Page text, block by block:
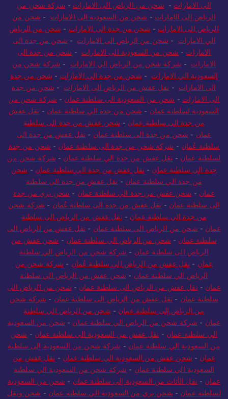
الى الامارات - شحن من الرياض الى الامارات - شركة شحن من
الرياض إلى الإمارات - شحن من السعودية الى الامارات - شحن من
الرياض الى الامارات - شحن من جدة الى الامارات - شحن من الرياض
الي الامارات - شحن من الرياض الى الامارات - شحن من جدة الى
الامارات - شحن من السعودية الى الامارات - شحن من جدة الى
الامارات - شركة شحن من الرياض الي الامارات - شركة شحن من
السعودية الي الامارات - شحن من جدة الى الامارات - شحن من جدة
الى الامارات - نقل عفش من الرياض الى الامارات - شحن من جدة
الى الامارات - شحن من السعودية الى سلطنة عمان - شركة شحن من
السعودية لسلطنة عمان - شحن من جدة الي سلطنة عمان - نقل عفش
من جدة الى سلطنة عمان - شحن عفش من جدة الى سلطنة
عمان - شحن من جدة الى سلطنة عمان - نقل عفش من جدة الى
سلطنة عُمان - شركة شحن من جدة الى سلطنة عمان - شحن من جدة
لسلطنة عمان - نقل عفش من جدة الي سلطنة عمان - شركة شحن من
جدة الي سلطنة عمان - نقل عفش من جدة الى سلطنة عمان - شحن
من جدة الي سلطنة عمان - نقل عفش من جدة الى سلطنة
عمان - شحن عفش من جدة الي سلطنة عمان - شحن بري من جدة
الى سلطنة عمان - نقل عفش من جدة الى سلطنة عُمان - شركة شحن
من جدة الي سلطنة عمان - نقل عفش من الرياض الى سلطنة
عمان - شحن من الرياض الى سلطنة عمان - نقل عفش من الرياض الى
سلطنة عمان - شحن من الرياض الي سلطنة عمان - شحن عفش من
الرياض الى سلطنة عمان - شركة شحن من الرياض الي سلطنة
عمان - نقل عفش من الرياض الى سلطنة عُمان - شركة شحن من
الرياض الي سلطنة عمان - شحن عفش من الرياض الي سلطنة
عمان - نقل عفش من الرياض الى سلطنة عمان - شحن من الرياض الى
سلطنة عمان - نقل عفش من الرياض الى سلطنة عمان - شركة شحن
من الرياض إلى سلطنة عمان - شحن من الرياض الي سلطنة
عمان - شركة شحن من الرياض الي سلطنة عمان - شحن من السعودية
الي سلطنة عمان - نقل عفش من السعودية الي سلطنة عمان - شحن
من السعودية الي سلطنة عمان - شركة شحن من السعودية إلى سلطنة
عمان - شحن عفش من السعودية الي سلطنة عمان - نقل عفش من
السعودية الي سلطنة عمان - شركة شحن من السعودية الي سلطنة
عمان - نقل الأثاث من السعودية إلى سلطنة عمان - شحن من السعودية
لسلطنة عمان - شحن بري من السعودية الي سلطنة عمان - شحن ونقل